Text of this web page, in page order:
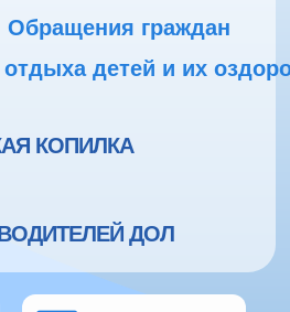
Обращения граждан
детей и их
КОПИЛКА
ДОЛ